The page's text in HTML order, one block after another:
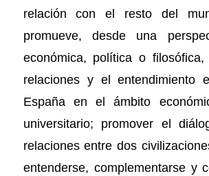
relación con el resto del
promueve, desde una
económica, política o
relaciones y el entendimiento
España en el ámbito
universitario; promover el
relaciones entre dos
entenderse, complementarse y